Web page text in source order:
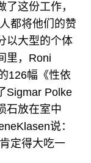
这份工作，
都将他们的赞
以大型的个体
里，Roni
126幅《性依
Sigmar Polke
石放在室中
说：
定得大吃一